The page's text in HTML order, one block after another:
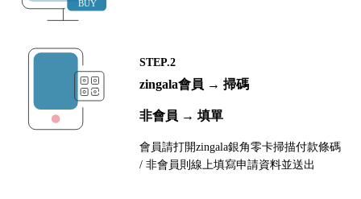
STEP.2
zingala會員 → 掃碼
非會員 → 填單
會員請打開zingala銀角零卡掃描付款條碼
/ 非會員則線上填寫申請資料並送出